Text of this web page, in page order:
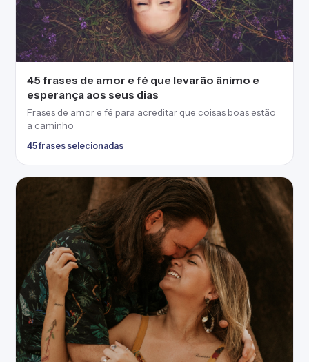
45 frases de amor e fé que levarão ânimo e
esperança aos seus dias
Frases de amor e fé para acreditar que coisas boas estão
a caminho
45 frases selecionadas